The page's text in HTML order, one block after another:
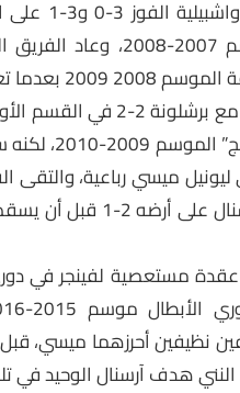
وتبادل
الأبطال الموسم
معه 1-1 قبل أن يهزمه 3-0.
وتعادل آرسنال مع
ليونيل ميسي رباعية،
مستعصية لفينجر في
هدف آرسنال الوحيد في